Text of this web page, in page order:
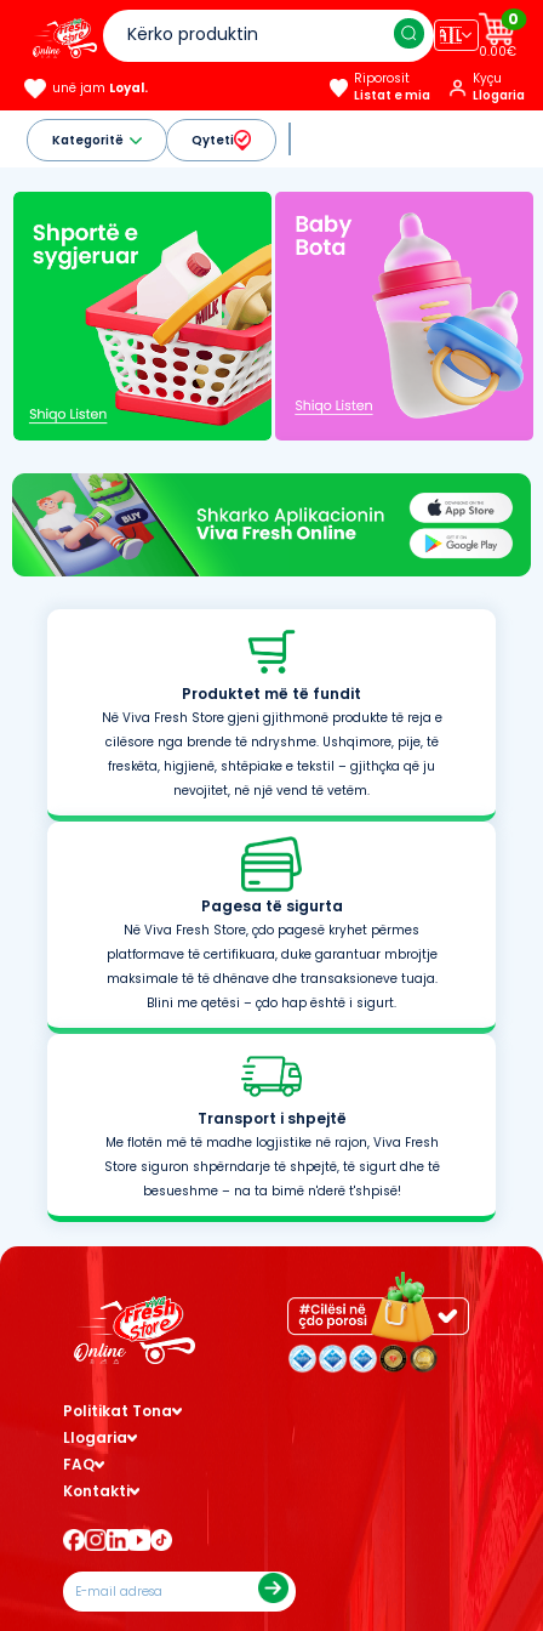
🇦🇱
0
0.00€
unë jam Loyal.
Riporosit
Listat e mia
Kyçu
Llogaria
Kategoritë Qyteti
Produktet më të fundit
Në Viva Fresh Store gjeni gjithmonë produkte të reja e
cilësore nga brende të ndryshme. Ushqimore, pije, të
freskëta, higjienë, shtëpiake e tekstil – gjithçka që ju
nevojitet, në një vend të vetëm.
Pagesa të sigurta
Në Viva Fresh Store, çdo pagesë kryhet përmes
platformave të certifikuara, duke garantuar mbrojtje
maksimale të të dhënave dhe transaksioneve tuaja.
Blini me qetësi – çdo hap është i sigurt.
Transport i shpejtë
Me flotën më të madhe logjistike në rajon, Viva Fresh
Store siguron shpërndarje të shpejtë, të sigurt dhe të
besueshme – na ta bimë n'derë t'shpisë!
Politikat Tona
Llogaria
FAQ
Kontakti